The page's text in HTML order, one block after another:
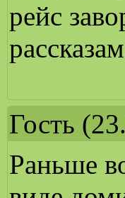
рейс
Гость
Раньше